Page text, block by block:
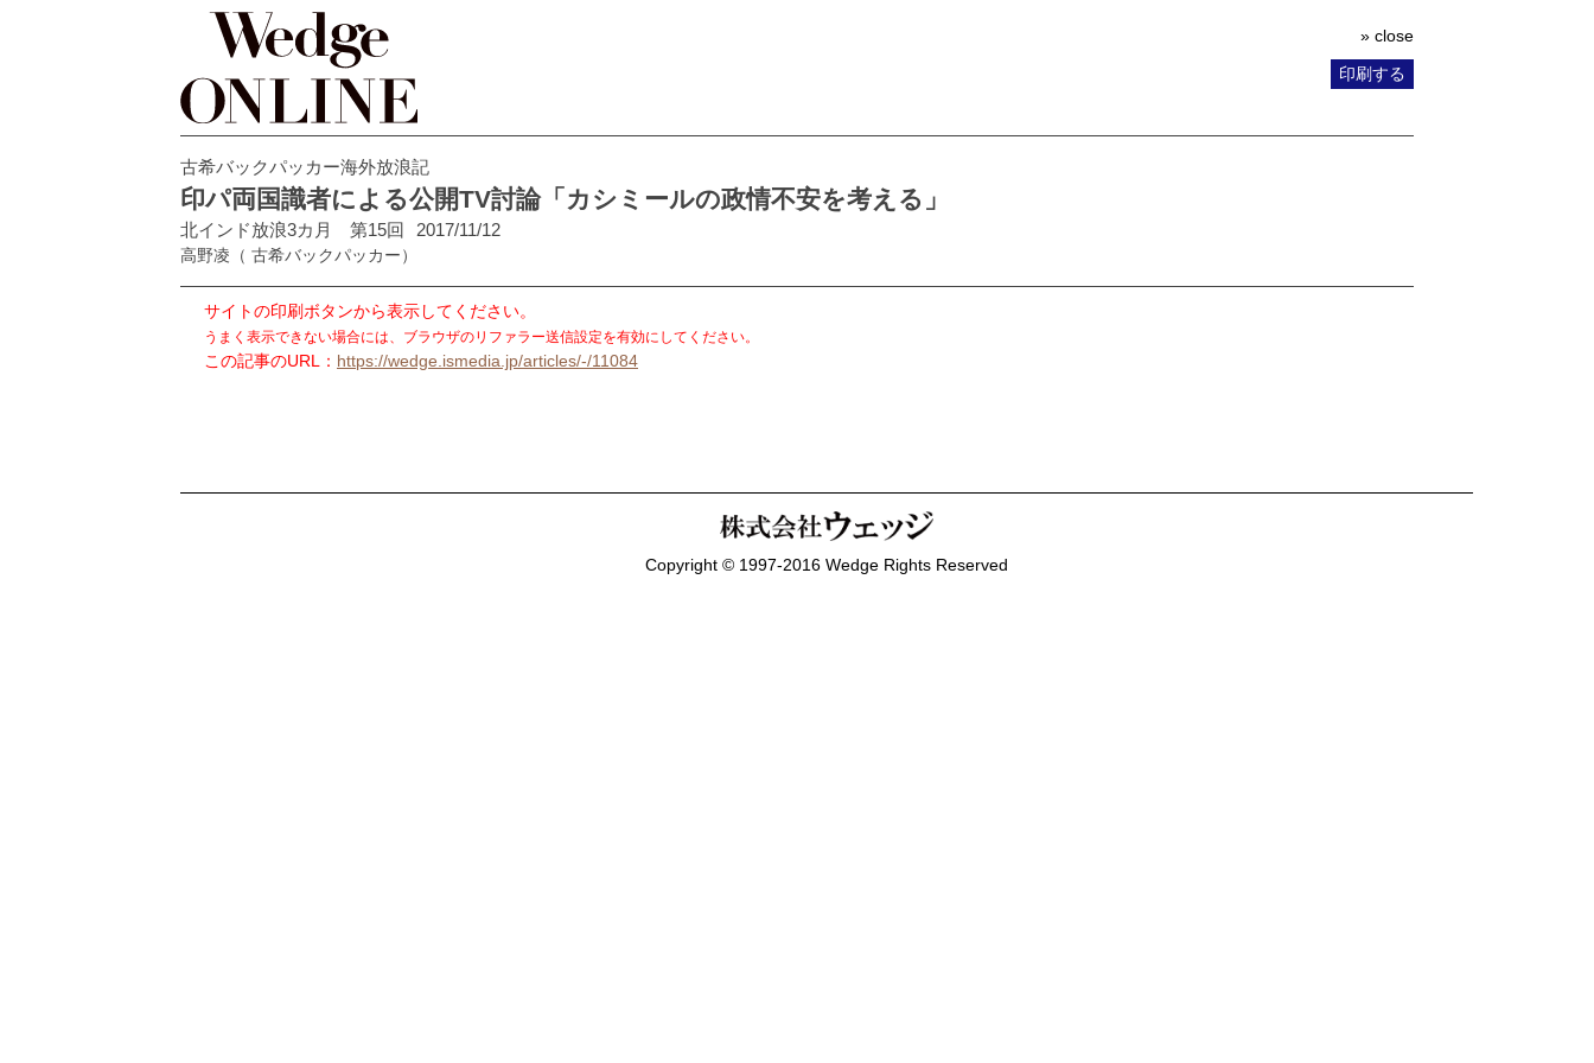
» close
印刷する
古希バックパッカー海外放浪記
印パ両国識者による公開TV討論「カシミールの政情不安を考える」
北インド放浪3カ月 第15回 2017/11/12
高野凌 （ 古希バックパッカー）
サイトの印刷ボタンから表示してください。
うまく表示できない場合には、ブラウザのリファラー送信設定を有効にしてください。
この記事のURL： https://wedge.ismedia.jp/articles/-/11084
Copyright © 1997-2016 Wedge Rights Reserved